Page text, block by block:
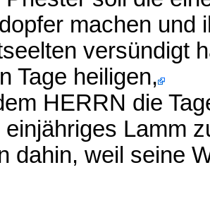
machen und
versündigt
Tage heiligen,
HERRN die
einjähriges Lamm
dahin, weil seine